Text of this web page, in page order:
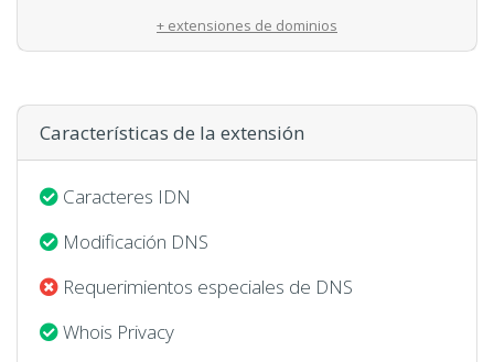
+ extensiones de dominios
Características de la extensión
Caracteres IDN
Modificación DNS
Requerimientos especiales de DNS
Whois Privacy